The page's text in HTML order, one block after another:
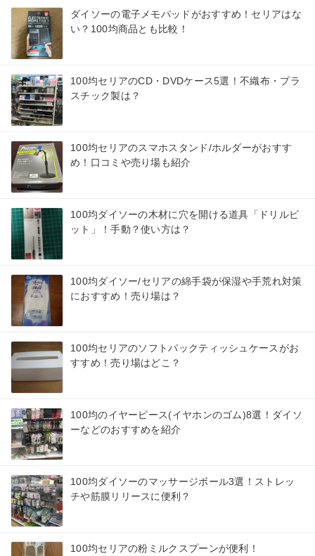
ダイソーの電子メモパッドがおすすめ！セリアはな
い？100均商品とも比較！
100均セリアのCD・DVDケース5選！不織布・プラ
スチック製は？
100均セリアのスマホスタンド/ホルダーがおすす
め！口コミや売り場も紹介
100均ダイソーの木材に穴を開ける道具「ドリルビ
ット」！手動？使い方は？
100均ダイソー/セリアの綿手袋が保湿や手荒れ対策
におすすめ！売り場は？
100均セリアのソフトパックティッシュケースがお
すすめ！売り場はどこ？
100均のイヤーピース(イヤホンのゴム)8選！ダイソ
ーなどのおすすめを紹介
100均ダイソーのマッサージボール3選！ストレッ
チや筋膜リリースに便利？
100均セリアの粉ミルクスプーンが便利！